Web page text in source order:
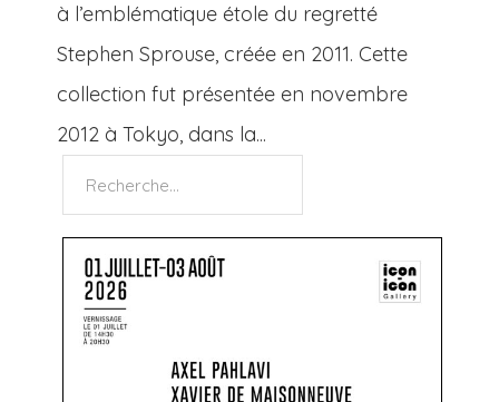
à l’emblématique étole du regretté
Stephen Sprouse, créée en 2011. Cette
collection fut présentée en novembre
2012 à Tokyo, dans la...
Rechercher